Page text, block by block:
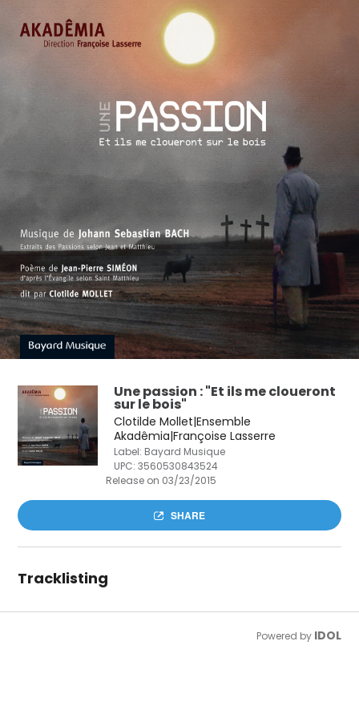
Une passion : "Et ils me cloueront
sur le bois"
Clotilde Mollet|Ensemble
Akadêmia|Françoise Lasserre
Label: Bayard Musique
UPC:3560530843524
Release on 03/23/2015
SHARE
Tracklisting
Powered by IDOL